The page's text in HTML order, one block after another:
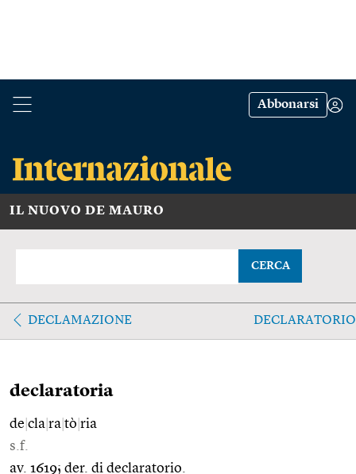
Abbonarsi
IL NUOVO DE MAURO
CERCA
DECLAMAZIONE DECLARATORIO
declaratoria
de cla ra tò ria
s.f.
av. 1619; der. di declaratorio.